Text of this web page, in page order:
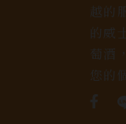
越的
的威
萄酒
您的